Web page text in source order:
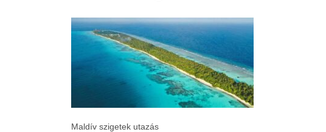
Maldív szigetek utazás